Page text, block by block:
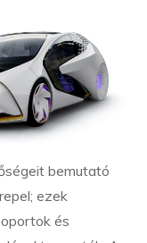
bemutató
ezek
és